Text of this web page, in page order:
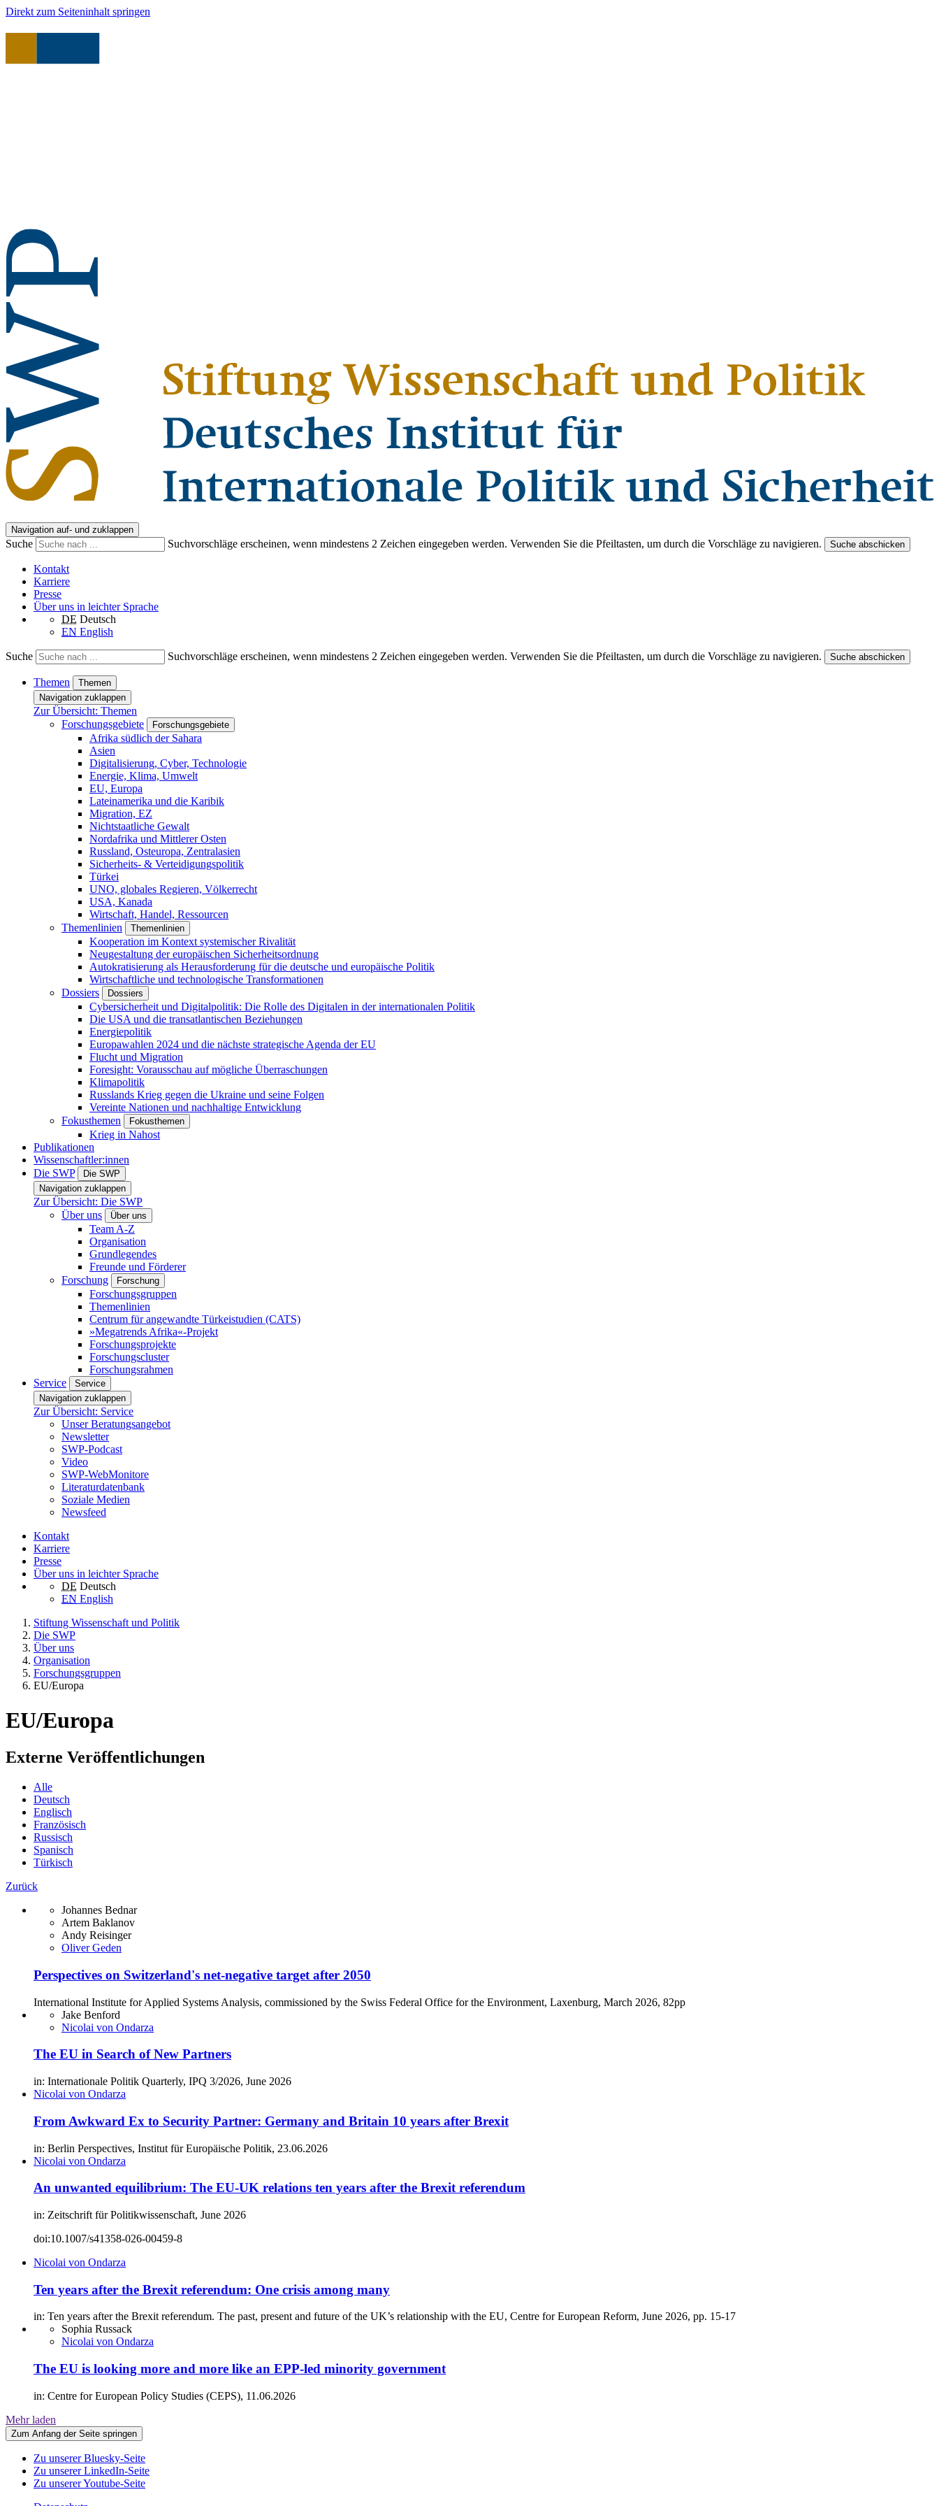
Direkt zum Seiteninhalt springen
Navigation auf- und zuklappen
Suche Suchvorschläge erscheinen, wenn mindestens 2 Zeichen eingegeben werden. Verwenden Sie die Pfeiltasten, um durch die Vorschläge zu navigieren. Suche abschicken
Kontakt
Karriere
Presse
Über uns in leichter Sprache
DE Deutsch
EN English
Suche Suchvorschläge erscheinen, wenn mindestens 2 Zeichen eingegeben werden. Verwenden Sie die Pfeiltasten, um durch die Vorschläge zu navigieren. Suche abschicken
Themen
Themen
Navigation zuklappen
Zur Übersicht: Themen
Forschungsgebiete
Forschungsgebiete
Afrika südlich der Sahara
Asien
Digitalisierung, Cyber, Technologie
Energie, Klima, Umwelt
EU, Europa
Lateinamerika und die Karibik
Migration, EZ
Nichtstaatliche Gewalt
Nordafrika und Mittlerer Osten
Russland, Osteuropa, Zentralasien
Sicherheits- & Verteidigungspolitik
Türkei
UNO, globales Regieren, Völkerrecht
USA, Kanada
Wirtschaft, Handel, Ressourcen
Themenlinien
Themenlinien
Kooperation im Kontext systemischer Rivalität
Neugestaltung der europäischen Sicherheitsordnung
Autokratisierung als Herausforderung für die deutsche und europäische Politik
Wirtschaftliche und technologische Transformationen
Dossiers
Dossiers
Cybersicherheit und Digitalpolitik: Die Rolle des Digitalen in der internationalen Politik
Die USA und die transatlantischen Beziehungen
Energiepolitik
Europawahlen 2024 und die nächste strategische Agenda der EU
Flucht und Migration
Foresight: Vorausschau auf mögliche Überraschungen
Klimapolitik
Russlands Krieg gegen die Ukraine und seine Folgen
Vereinte Nationen und nachhaltige Entwicklung
Fokusthemen
Fokusthemen
Krieg in Nahost
Publikationen
Wissenschaftler:innen
Die SWP
Die SWP
Navigation zuklappen
Zur Übersicht: Die SWP
Über uns
Über uns
Team A-Z
Organisation
Grundlegendes
Freunde und Förderer
Forschung
Forschung
Forschungsgruppen
Themenlinien
Centrum für angewandte Türkeistudien (CATS)
»Megatrends Afrika«-Projekt
Forschungsprojekte
Forschungscluster
Forschungsrahmen
Service
Service
Navigation zuklappen
Zur Übersicht: Service
Unser Beratungsangebot
Newsletter
SWP-Podcast
Video
SWP-WebMonitore
Literaturdatenbank
Soziale Medien
Newsfeed
Kontakt
Karriere
Presse
Über uns in leichter Sprache
DE Deutsch
EN English
Stiftung Wissenschaft und Politik
Die SWP
Über uns
Organisation
Forschungsgruppen
EU/Europa
EU/Europa
Externe Veröffentlichungen
Alle
Deutsch
Englisch
Französisch
Russisch
Spanisch
Türkisch
Zurück
Johannes Bednar
Artem Baklanov
Andy Reisinger
Oliver Geden
Perspectives on Switzerland's net-negative target after 2050
International Institute for Applied Systems Analysis, commissioned by the Swiss Federal Office for the Environment, Laxenburg, March 2026, 82pp
Jake Benford
Nicolai von Ondarza
The EU in Search of New Partners
in: Internationale Politik Quarterly, IPQ 3/2026, June 2026
Nicolai von Ondarza
From Awkward Ex to Security Partner: Germany and Britain 10 years after Brexit
in: Berlin Perspectives, Institut für Europäische Politik, 23.06.2026
Nicolai von Ondarza
An unwanted equilibrium: The EU-UK relations ten years after the Brexit referendum
in: Zeitschrift für Politikwissenschaft, June 2026
doi:10.1007/s41358-026-00459-8
Nicolai von Ondarza
Ten years after the Brexit referendum: One crisis among many
in: Ten years after the Brexit referendum. The past, present and future of the UK’s relationship with the EU, Centre for European Reform, June 2026, pp. 15-17
Sophia Russack
Nicolai von Ondarza
The EU is looking more and more like an EPP-led minority government
in: Centre for European Policy Studies (CEPS), 11.06.2026
Mehr laden
Zum Anfang der Seite springen
Zu unserer Bluesky-Seite
Zu unserer LinkedIn-Seite
Zu unserer Youtube-Seite